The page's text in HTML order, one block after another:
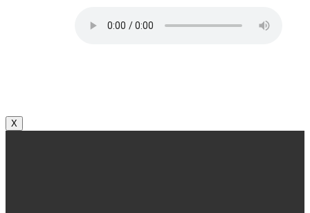
X